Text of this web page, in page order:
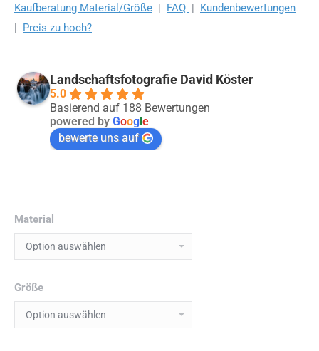
Kaufberatung Material/Größe | FAQ | Kundenbewertungen
| Preis zu hoch?
Landschaftsfotografie David Köster
5.0
Basierend auf 188 Bewertungen
powered by Google
bewerte uns auf
Material
Größe